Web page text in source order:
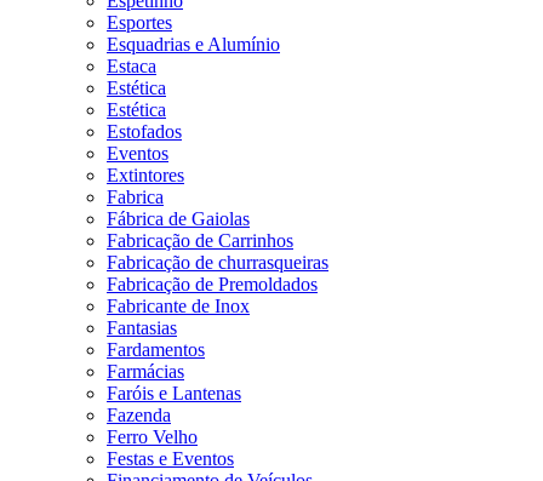
Esportes
Esquadrias e Alumínio
Estaca
Estética
Estética
Estofados
Eventos
Extintores
Fabrica
Fábrica de Gaiolas
Fabricação de Carrinhos
Fabricação de churrasqueiras
Fabricação de Premoldados
Fabricante de Inox
Fantasias
Fardamentos
Farmácias
Faróis e Lantenas
Fazenda
Ferro Velho
Festas e Eventos